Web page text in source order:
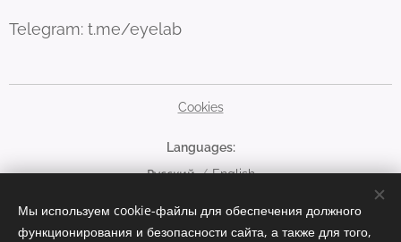
Telegram: t.me/eyelab
Cookies
Languages
Русский
English
Currency
EUR €
RUB руб USD $
Мы используем cookie-файлы для обеспечения должного
функционирования и безопасности сайта, а также для того,